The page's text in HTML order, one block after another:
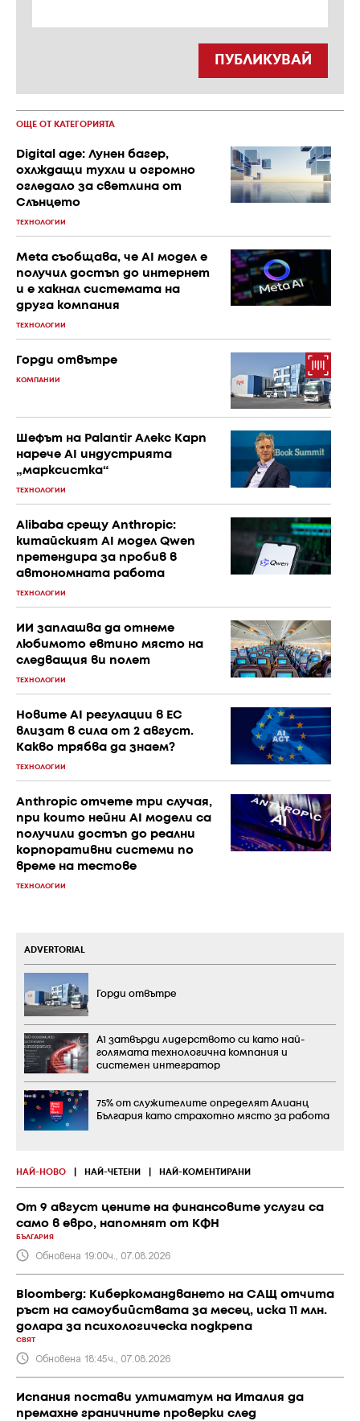
ПУБЛИКУВАЙ
ОЩЕ ОТ КАТЕГОРИЯТА
Digital age: Лунен багер,
охлждащи тухли и огромно
огледало за светлина от
Слънцето
ТЕХНОЛОГИИ
Meta съобщава, че AI модел е
получил достъп до интернет
и е хакнал системата на
друга компания
ТЕХНОЛОГИИ
Горди отвътре
КОМПАНИИ
Шефът на Palantir Алекс Карп
нарече AI индустрията
„марксистка“
ТЕХНОЛОГИИ
Alibaba срещу Anthropic:
китайският AI модел Qwen
претендира за пробив в
автономната работа
ТЕХНОЛОГИИ
ИИ заплашва да отнеме
любимото евтино място на
следващия ви полет
ТЕХНОЛОГИИ
Новите AI регулации в ЕС
влизат в сила от 2 август.
Какво трябва да знаем?
ТЕХНОЛОГИИ
Anthropic отчете три случая,
при които нейни AI модели са
получили достъп до реални
корпоративни системи по
време на тестове
ТЕХНОЛОГИИ
НАЙ-НОВО НАЙ-ЧЕТЕНИ НАЙ-КОМЕНТИРАНИ
От 9 август цените на финансовите услуги са
само в евро, напомнят от КФН
БЪЛГАРИЯ
Обновена 19:00ч., 07.08.2026
Bloomberg: Киберкомандването на САЩ отчита
ръст на самоубийствата за месец, иска 11 млн.
долара за психологическа подкрепа
СВЯТ
Обновена 18:45ч., 07.08.2026
Испания постави ултиматум на Италия да
премахне граничните проверки след
ADVERTORIAL
Горди отвътре
А1 затвърди лидерството си като най-
голямата технологична компания и
системен интегратор
75% от служителите определят Алианц
България като страхотно място за работа